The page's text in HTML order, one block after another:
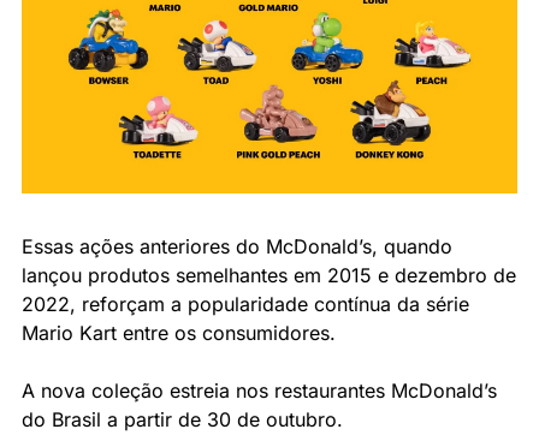
Essas ações anteriores do McDonald’s, quando
lançou produtos semelhantes em 2015 e dezembro de
2022, reforçam a popularidade contínua da série
Mario Kart entre os consumidores.
A nova coleção estreia nos restaurantes McDonald’s
do Brasil a partir de 30 de outubro.